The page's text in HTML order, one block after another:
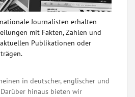
Journalisten erhalten
mit Fakten, Zahlen und
Publikationen oder
in deutscher, englischer und
hinaus bieten wir